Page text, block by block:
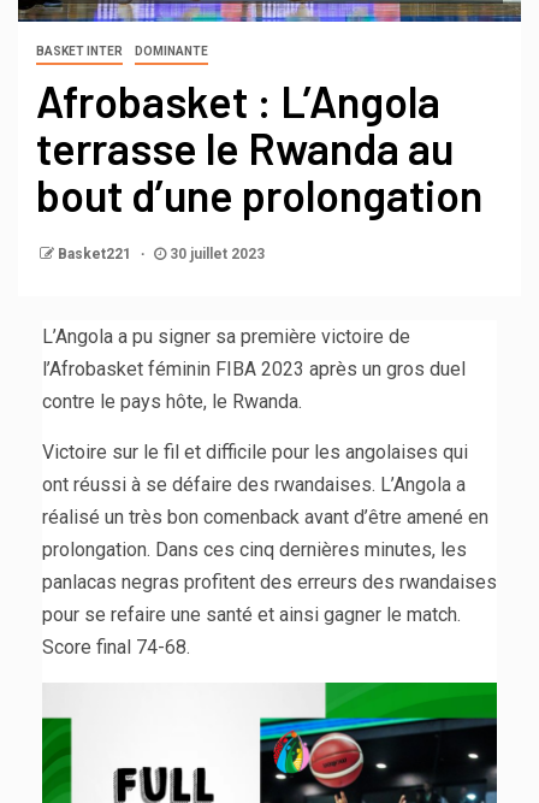
BASKET INTER DOMINANTE
Afrobasket : L’Angola
terrasse le Rwanda au
bout d’une prolongation
Basket221 30 juillet 2023
L’Angola a pu signer sa première victoire de
l’Afrobasket féminin FIBA 2023 après un gros duel
contre le pays hôte, le Rwanda.
Victoire sur le fil et difficile pour les angolaises qui
ont réussi à se défaire des rwandaises. L’Angola a
réalisé un très bon comenback avant d’être amené en
prolongation. Dans ces cinq dernières minutes, les
panlacas negras profitent des erreurs des rwandaises
pour se refaire une santé et ainsi gagner le match.
Score final 74-68.